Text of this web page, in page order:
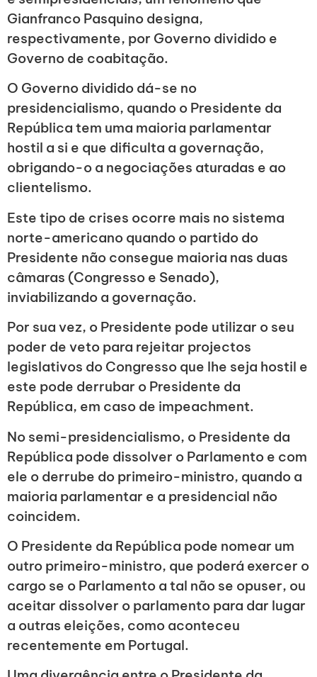
Gianfranco Pasquino designa,
respectivamente, por Governo dividido e
Governo de coabitação.
O Governo dividido dá-se no
presidencialismo, quando o Presidente da
República tem uma maioria parlamentar
hostil a si e que dificulta a governação,
obrigando-o a negociações aturadas e ao
clientelismo.
Este tipo de crises ocorre mais no sistema
norte-americano quando o partido do
Presidente não consegue maioria nas duas
câmaras (Congresso e Senado),
inviabilizando a governação.
Por sua vez, o Presidente pode utilizar o seu
poder de veto para rejeitar projectos
legislativos do Congresso que lhe seja hostil e
este pode derrubar o Presidente da
República, em caso de impeachment.
No semi-presidencialismo, o Presidente da
República pode dissolver o Parlamento e com
ele o derrube do primeiro-ministro, quando a
maioria parlamentar e a presidencial não
coincidem.
O Presidente da República pode nomear um
outro primeiro-ministro, que poderá exercer o
cargo se o Parlamento a tal não se opuser, ou
aceitar dissolver o parlamento para dar lugar
a outras eleições, como aconteceu
recentemente em Portugal.